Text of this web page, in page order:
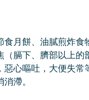
食月餅、油膩煎炸
（膈下、臍部以上的
惡心嘔吐，大便失常
滯。